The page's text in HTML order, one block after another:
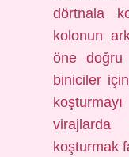
dörtnala
kolonun
öne
biniciler
koşturmak